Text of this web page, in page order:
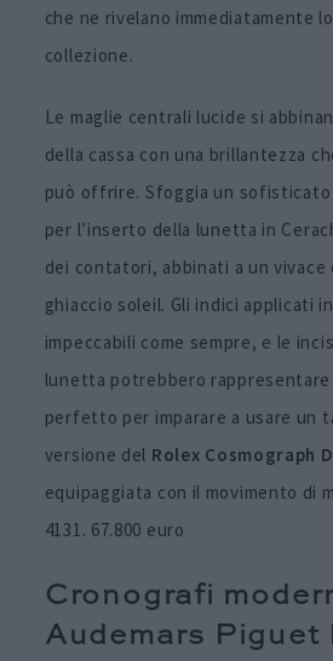
che ne rivelano immediatamente
collezione.
Le maglie centrali lucide si
della cassa con una brillantezza
può offrire. Sfoggia un sofisticato
per l’inserto della lunetta in
dei contatori, abbinati a un vivace
ghiaccio soleil. Gli indici applicati
impeccabili come sempre, e le
lunetta potrebbero rappresentare
perfetto per imparare a usare un
versione del Rolex Cosmograph
equipaggiata con il movimento di
4131. 67.800 euro
Cronografi
Audemars Piguet